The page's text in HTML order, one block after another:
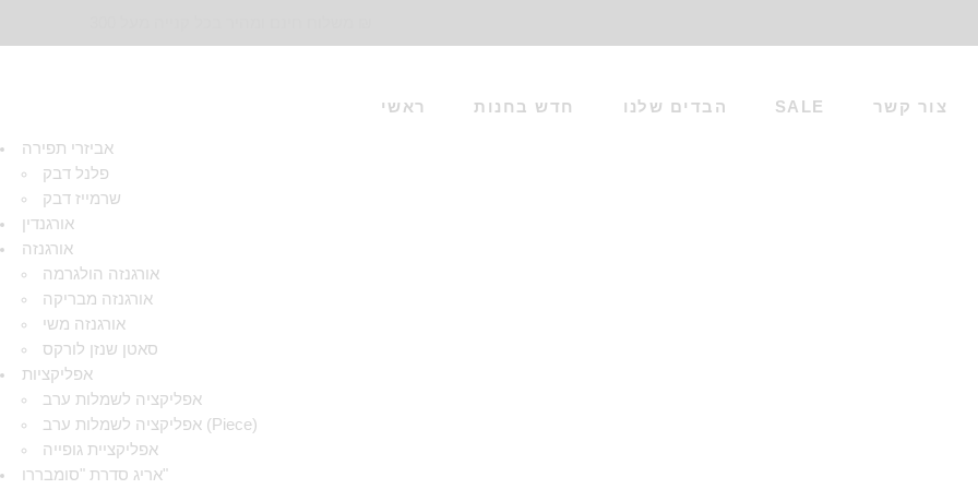
ראשי חדש בחנות הבדים שלנו SALE צור קשר
אביזרי תפירה
פלנל דבק
שרמייז דבק
אורגנדין
אורגנזה
אורגנזה הולגרמה
אורגנזה מבריקה
אורגנזה משי
סאטן שנזן לורקס
אפליקציות
אפליקציה לשמלות ערב
אפליקציה לשמלות ערב (Piece)
אפליקציית גופייה
אריג סדרת "סומבררו"